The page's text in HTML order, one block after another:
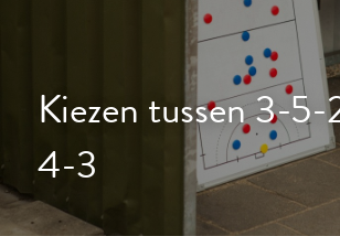
POWERED BY
Kiezen tussen 3-
4-3